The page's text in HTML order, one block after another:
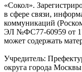
«Сокол».
в сфере связи,
коммуникаций
ЭЛ №ФС77-60959 от 17
может содержать
Учредитель:
округа города